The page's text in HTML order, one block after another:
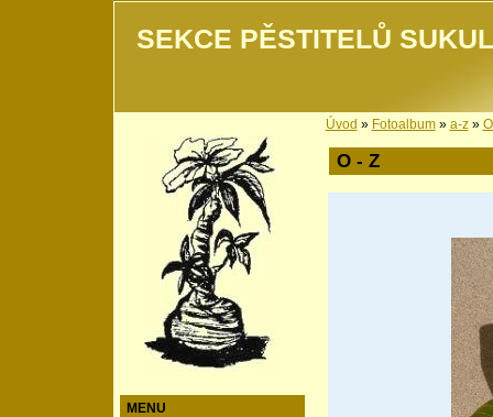
SEKCE PĚSTITELŮ
MENU
Úvod » Fotoalbum» a-z»
O - Z